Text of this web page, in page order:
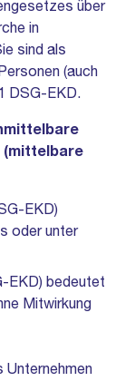
über
in
sind als
(auch
DSG-EKD.
(mittelbare
EKD)
oder unter
EKD) bedeutet
Mitwirkung
Unternehmen